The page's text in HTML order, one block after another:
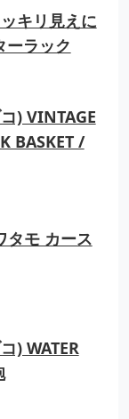
キリ見えに
ーラック
) VINTAGE
BASKET /
モ カース
) WATER